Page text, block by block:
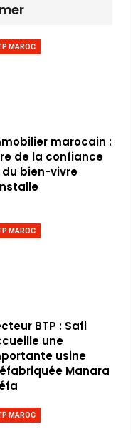
MAROC
marocain :
de la confiance
bien-vivre
MAROC
BTP : Safi
une
usine
Manara
MAROC